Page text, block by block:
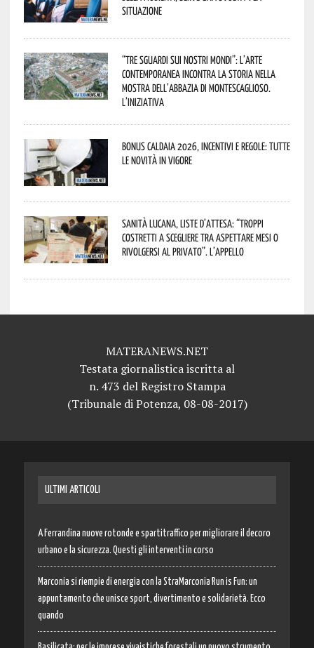
situazione
“Tre Sguardi sui Nostri Mondi”: l’arte
contemporanea incontra la storia nella
mostra dell’Abbazia di Montescaglioso.
L’iniziativa
Bonus caldaia 2026, incentivi e regole: tutte
le novità in vigore
Sanità lucana, liste d’attesa: “Troppi
costretti a scegliere tra aspettare mesi o
rivolgersi al privato”. L’appello
MATERANEWS.NET
Testata giornalistica iscritta al
n. 473 del Registro Stampa
(Tribunale di Potenza, 08-08-2017)
ULTIMI ARTICOLI
A Ferrandina nuove rotonde e spartitraffico per migliorare il decoro
urbano e la sicurezza. Questi gli interventi in corso
Marconia si riempie di energia con la StraMarconia Run is Fun: un
appuntamento che unisce sport, divertimento e solidarietà. Ecco
quando